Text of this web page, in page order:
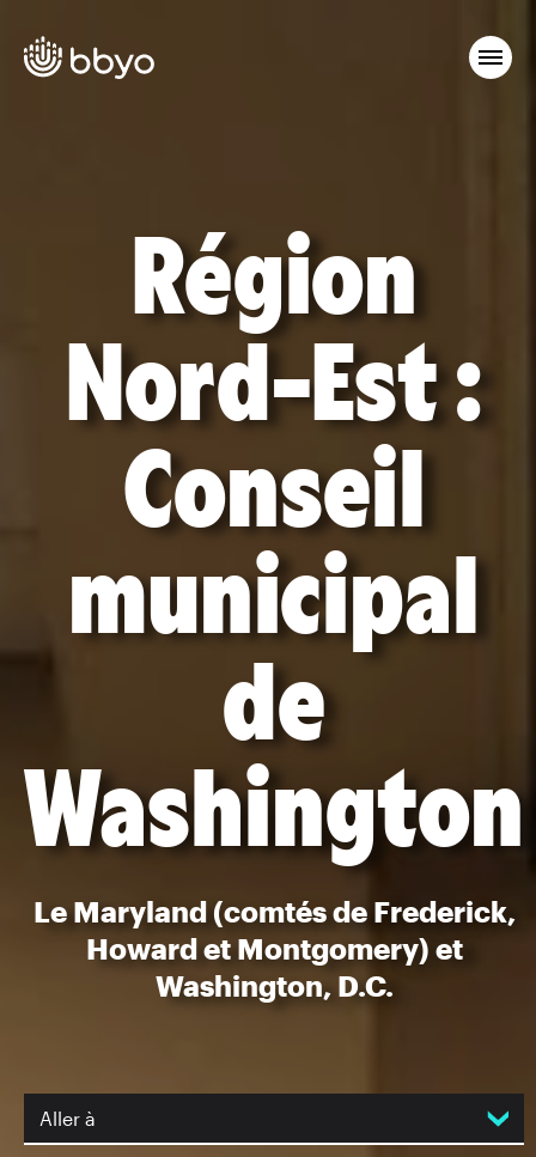
Région
Nord-Est :
Conseil
municipal
de
Washington
Le Maryland (comtés de Frederick,
Howard et Montgomery) et
Washington, D.C.
Aller à